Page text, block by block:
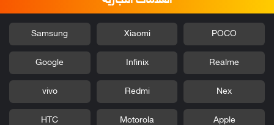
POCO
Xiaomi
Samsung
Realme
Infinix
Google
Nex
Redmi
vivo
Apple
Motorola
HTC